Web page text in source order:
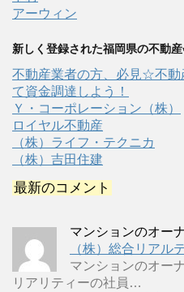
アーウィン
新しく登録された福岡県の不動
不動産業者の方、必見☆不動
て資金調達しよう！
Ｙ・コーポレーション（株）
ロイヤル不動産
（株）ライフ・テクニカ
（株）吉田住建
最新のコメント
マンションのオー
（株）総合リアル
マンションのオー
リアリティーの社員…